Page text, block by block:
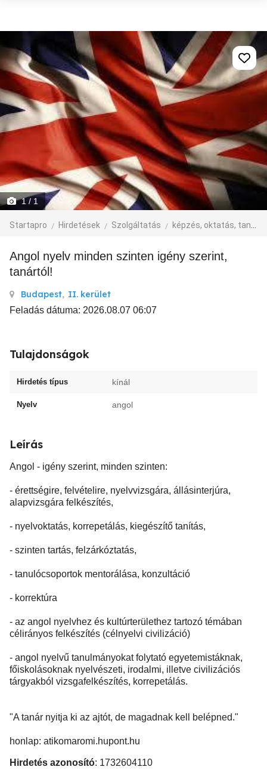
1 / 1
Startapro Hirdetések Szolgáltatás képzés, oktatás, tanfolyam
Angol nyelv minden szinten igény szerint,
tanártól!
Budapest, II. kerület
Feladás dátuma: 2026.08.07 06:07
Tulajdonságok
Hirdetés típus kínál
Nyelv angol
Leírás
Angol - igény szerint, minden szinten:
- érettségire, felvételire, nyelvvizsgára, állásinterjúra,
alapvizsgára felkészítés,
- nyelvoktatás, korrepetálás, kiegészítő tanítás,
- szinten tartás, felzárkóztatás,
- tanulócsoportok mentorálása, konzultáció
- korrektúra
- az angol nyelvhez és kultúrterülethez tartozó témában
célirányos felkészítés (célnyelvi civilizáció)
- angol nyelvű tanulmányokat folytató egyetemistáknak,
főiskolásoknak nyelvészeti, irodalmi, illetve civilizációs
tárgyakból vizsgafelkészítés, korrepetálás.
"A tanár nyitja ki az ajtót, de magadnak kell belépned."
honlap: atikomaromi.hupont.hu
Hirdetés azonosító: 1732604110